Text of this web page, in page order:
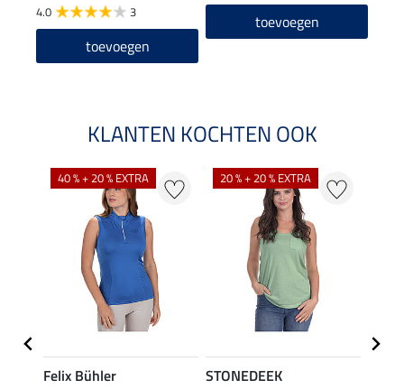
4.0 3
toevoegen
toevoegen
KLANTEN KOCHTEN OOK
40 % + 20 % EXTRA
Felix Bühler
20 % + 20 % EXTRA
STONEDEEK